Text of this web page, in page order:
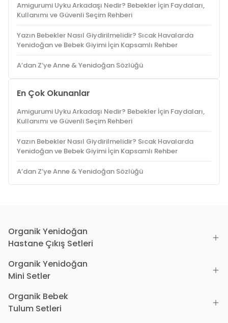
Amigurumi Uyku Arkadaşı Nedir? Bebekler İçin Faydaları,
Kullanımı ve Güvenli Seçim Rehberi
Yazın Bebekler Nasıl Giydirilmelidir? Sıcak Havalarda
Yenidoğan ve Bebek Giyimi İçin Kapsamlı Rehber
A’dan Z’ye Anne & Yenidoğan Sözlüğü
En Çok Okunanlar
Amigurumi Uyku Arkadaşı Nedir? Bebekler İçin Faydaları,
Kullanımı ve Güvenli Seçim Rehberi
Yazın Bebekler Nasıl Giydirilmelidir? Sıcak Havalarda
Yenidoğan ve Bebek Giyimi İçin Kapsamlı Rehber
A’dan Z’ye Anne & Yenidoğan Sözlüğü
Organik Yenidoğan
Hastane Çıkış Setleri
Organik Yenidoğan
Mini Setler
Organik Bebek
Tulum Setleri